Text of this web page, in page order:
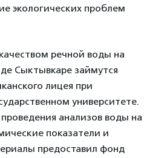
экологических проблем
речной воды на
Сыктывкаре займутся
лицея при
университете.
анализов воды на
показатели и
предоставил фонд